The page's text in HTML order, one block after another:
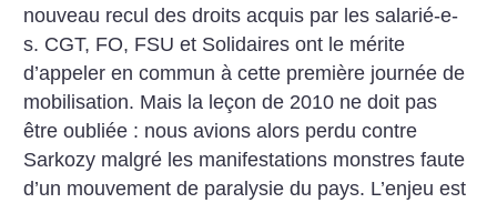
nouveau recul des droits acquis par les salarié-e-
s. CGT, FO, FSU et Solidaires ont le mérite
d’appeler en commun à cette première journée de
mobilisation. Mais la leçon de 2010 ne doit pas
être oubliée : nous avions alors perdu contre
Sarkozy malgré les manifestations monstres faute
d’un mouvement de paralysie du pays. L’enjeu est